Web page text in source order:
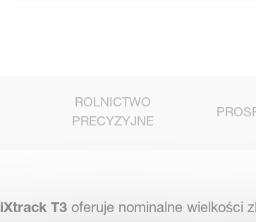
ROLNICTWO
PRECYZYJNE
iXtrack T3oferuje nominalne wielkości